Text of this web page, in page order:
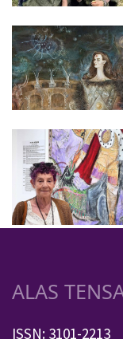
ALAS
ISSN: 3101-2213